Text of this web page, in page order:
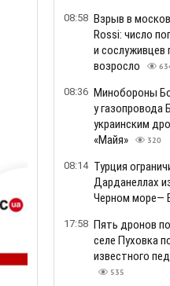
08:58 Взрыв в
Rossi: число
и
возросло
08:36 Минобороны
у
украинским
«Майя»
320
08:14 Турция
Дарданеллах
Черном море—
17:58 Пять дронов
селе Пуховка
известного
535